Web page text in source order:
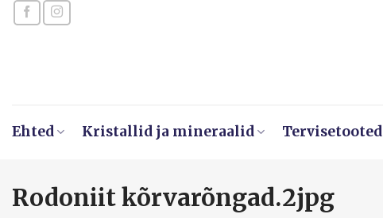
Skip
Ehted Kristallid ja mineraalid Tervisetooted
Rodoniit kõrvarõngad.2jpg